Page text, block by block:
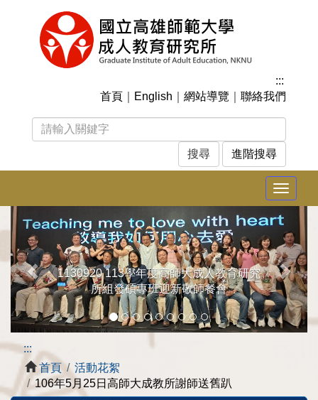
:::
首頁
English 網站導覽 聯絡我們
進階搜尋
Toggle
1130920 113學年度高師大成人教育研究
所組發碩專班迎新敬師餐會
上
一
張
下
一
張
:::
首頁
活動花絮
106年5月25日高師大成教所謝師送舊趴